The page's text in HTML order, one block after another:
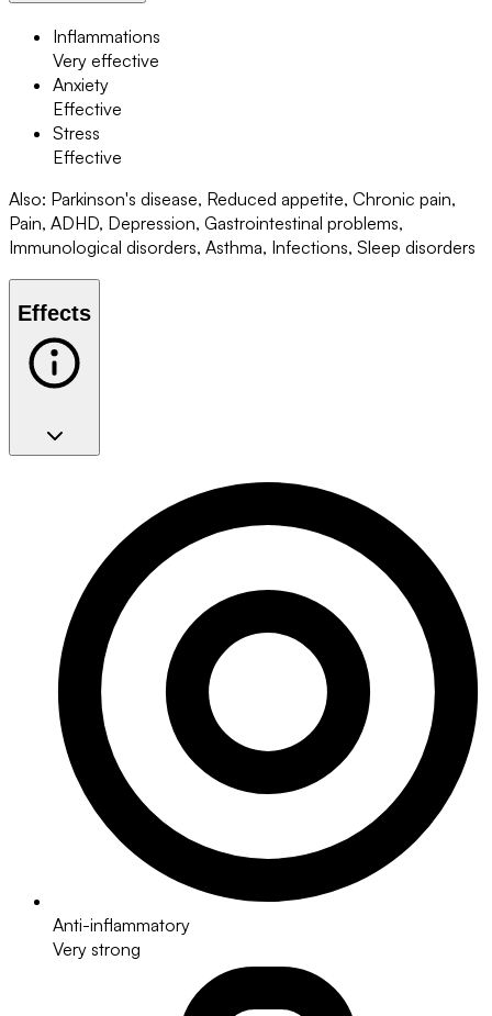
Inflammations
Very effective
Anxiety
Effective
Stress
Effective
Also: Parkinson's disease, Reduced appetite, Chronic pain,
Pain, ADHD, Depression, Gastrointestinal problems,
Immunological disorders, Asthma, Infections, Sleep disorders
Effects
Anti-inflammatory
Very strong